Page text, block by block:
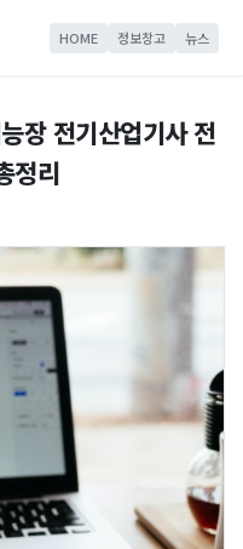
HOME 정보창고 뉴스
장 전기산업기사 전
정리